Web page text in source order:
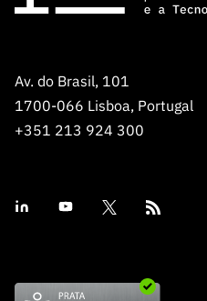
Av. do Brasil, 101
1700-066 Lisboa, Portugal
+351 213 924 300